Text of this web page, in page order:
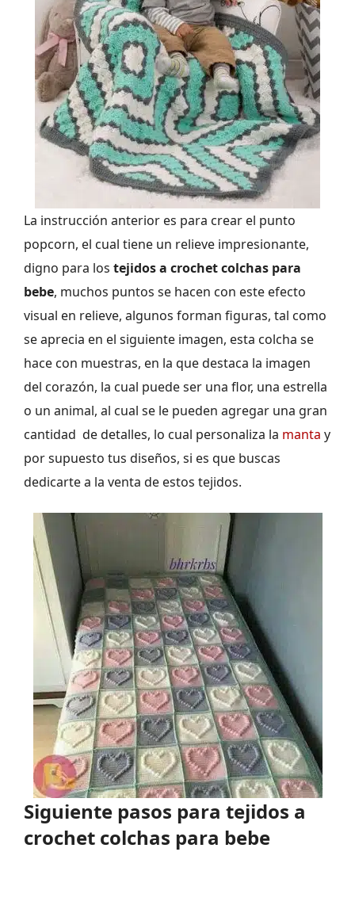
La instrucción anterior es para crear el punto
popcorn, el cual tiene un relieve impresionante,
digno para los tejidos a crochet colchas para
bebe, muchos puntos se hacen con este efecto
visual en relieve, algunos forman figuras, tal como
se aprecia en el siguiente imagen, esta colcha se
hace con muestras, en la que destaca la imagen
del corazón, la cual puede ser una flor, una estrella
o un animal, al cual se le pueden agregar una gran
cantidad de detalles, lo cual personaliza la manta y
por supuesto tus diseños, si es que buscas
dedicarte a la venta de estos tejidos.
Siguiente pasos para tejidos a
crochet colchas para bebe